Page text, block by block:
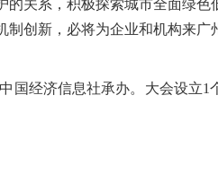
关系，积极探索城市全面绿色
创新，必将为企业和机构来广
经济信息社承办。大会设立1